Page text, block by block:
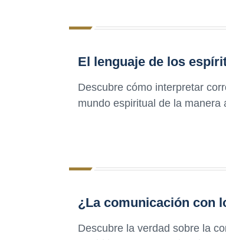
El lenguaje de los
Descubre cómo interpretar
mundo espiritual de la manera
¿La comunicación con
Descubre la verdad sobre la